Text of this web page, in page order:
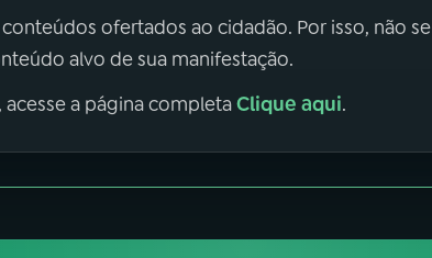
ofertados ao cidadão. Por isso, não se
alvo de sua manifestação.
acesse a página completaClique aqui.